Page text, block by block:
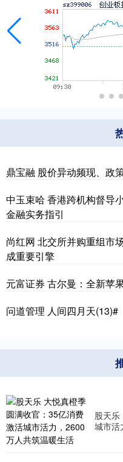
鼎宝融 股价异动频现、政
中玉束哈 香港跨机构督导
金融实务指引
尚红网 北交所并购重组市
成重要引擎
元富证券 古尔曼：全新苹
问道管理 人间四月天(13)#
股天乐
城市活